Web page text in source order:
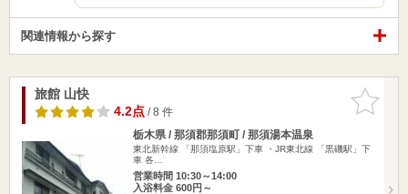
関連情報から探す
お気に入
りに追加
旅館 山快
4.2点/ 8 件
栃木県 / 那須郡那須町 / 那須湯本温泉
東北新幹線 「那須塩原駅」下車 ・JR東北線 「黒磯駅」下
車 各…
営業時間 10:30～14:00
入浴料金 600円～